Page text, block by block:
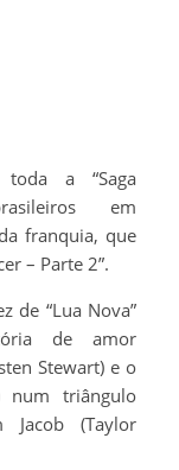
a “Saga
em
franquia, que
– Parte 2”.
de “Lua Nova”
de amor
Stewart) e o
num triângulo
(Taylor